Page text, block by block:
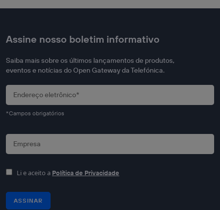
Assine nosso boletim informativo
Saiba mais sobre os últimos lançamentos de produtos,
eventos e notícias do Open Gateway da Telefónica.
*Campos obrigatórios
Li e aceito a Política de Privacidade
ASSINAR